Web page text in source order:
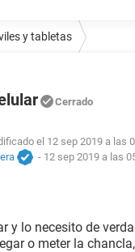
y tabletas
Cerrado
el 12 sep 2019 a las
- 12 sep 2019 a las
y lo necesito de
o meter la